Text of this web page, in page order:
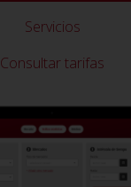
Servicios
Consultar tarifas